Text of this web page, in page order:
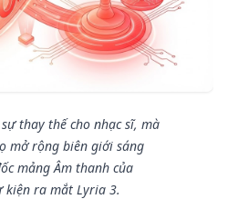
thay thế cho nhạc sĩ, mà
mở rộng biên giới sáng
mảng Âm thanh của
kiện ra mắt Lyria 3.